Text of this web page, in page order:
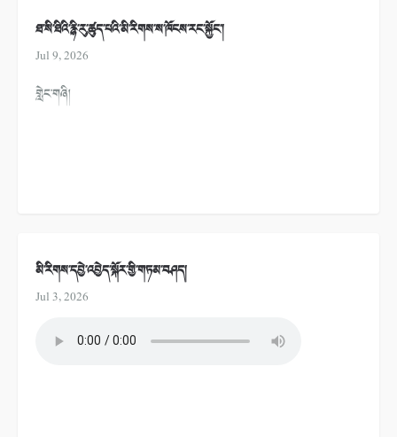
ཐ་སི་ཐིའི་རྙི་རུ་ཚུད་པའི་མི་རིགས་ས་ཁོངས་རང་སྐྱོང་།
Jul 9, 2026
གླེང་གཞི།
མི་རིགས་དབྱེ་འབྱེད་སྐོར་གྱི་གཏམ་བཤད།
Jul 3, 2026